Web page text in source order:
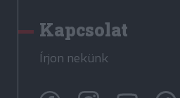
Kapcsolat
Írjon nekünk